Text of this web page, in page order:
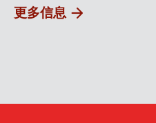
更多信息